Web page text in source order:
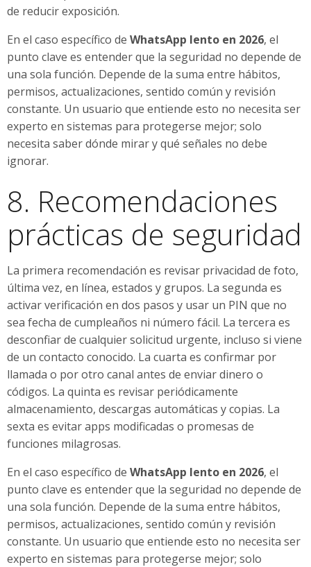
de reducir exposición.
En el caso específico de WhatsApp lento en 2026, el
punto clave es entender que la seguridad no depende de
una sola función. Depende de la suma entre hábitos,
permisos, actualizaciones, sentido común y revisión
constante. Un usuario que entiende esto no necesita ser
experto en sistemas para protegerse mejor; solo
necesita saber dónde mirar y qué señales no debe
ignorar.
8. Recomendaciones
prácticas de seguridad
La primera recomendación es revisar privacidad de foto,
última vez, en línea, estados y grupos. La segunda es
activar verificación en dos pasos y usar un PIN que no
sea fecha de cumpleaños ni número fácil. La tercera es
desconfiar de cualquier solicitud urgente, incluso si viene
de un contacto conocido. La cuarta es confirmar por
llamada o por otro canal antes de enviar dinero o
códigos. La quinta es revisar periódicamente
almacenamiento, descargas automáticas y copias. La
sexta es evitar apps modificadas o promesas de
funciones milagrosas.
En el caso específico de WhatsApp lento en 2026, el
punto clave es entender que la seguridad no depende de
una sola función. Depende de la suma entre hábitos,
permisos, actualizaciones, sentido común y revisión
constante. Un usuario que entiende esto no necesita ser
experto en sistemas para protegerse mejor; solo